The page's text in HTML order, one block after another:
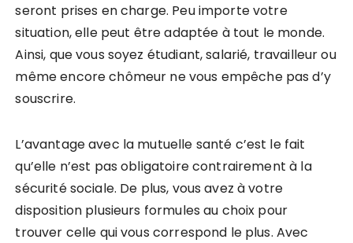
seront prises en charge. Peu importe votre
situation, elle peut être adaptée à tout le monde.
Ainsi, que vous soyez étudiant, salarié, travailleur ou
même encore chômeur ne vous empêche pas d’y
souscrire.
L’avantage avec la mutuelle santé c’est le fait
qu’elle n’est pas obligatoire contrairement à la
sécurité sociale. De plus, vous avez à votre
disposition plusieurs formules au choix pour
trouver celle qui vous correspond le plus. Avec